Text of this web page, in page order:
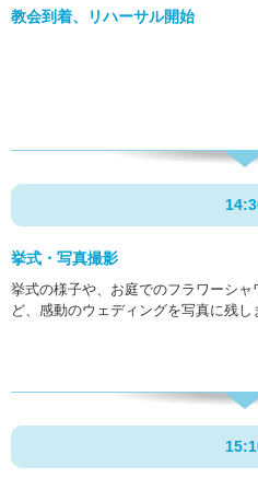
教会到着、リハーサル開始
挙式・写真撮影
挙式の様子や、お庭でのフラワーシャ
ど、感動のウェディングを写真に残し